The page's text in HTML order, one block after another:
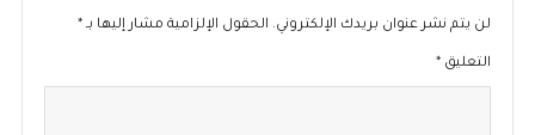
لن يتم نشر عنوان بريدك الإلكتروني. الحقول الإلزامية مشار إليها بـ*
التعليق *